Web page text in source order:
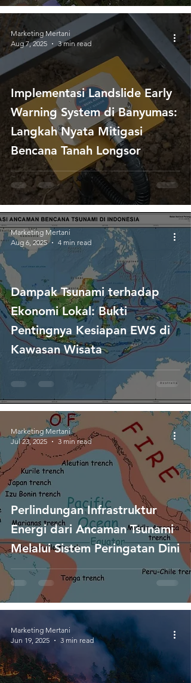
Implementasi Landslide Early
Warning System di Banyumas:
Langkah Nyata Mitigasi
Bencana Tanah Longsor
Marketing Mertani
Aug 7, 2025
3 min read
Dampak Tsunami terhadap
Ekonomi Lokal: Bukti
Pentingnya Kesiapan EWS di
Kawasan Wisata
Marketing Mertani
Aug 6, 2025
4 min read
Perlindungan Infrastruktur
Energi dari Ancaman Tsunami
Melalui Sistem Peringatan Dini
Marketing Mertani
Jul 23, 2025
3 min read
Marketing Mertani
Jun 19, 2025
3 min read